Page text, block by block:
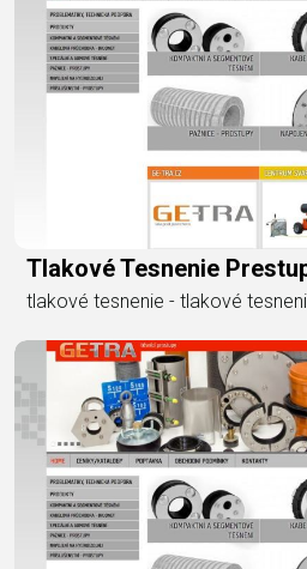
Tlakové Tesnenie
tlakové tesnenie - tlakové